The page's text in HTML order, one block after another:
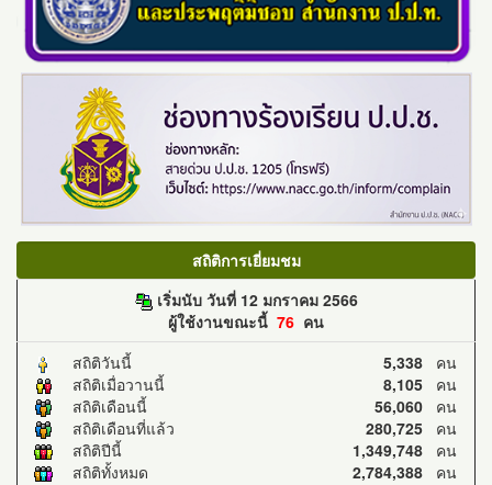
สถิติการเยี่ยมชม
เริ่มนับ วันที่ 12 มกราคม 2566
ผู้ใช้งานขณะนี้ 76 คน
สถิติวันนี้
5,338 คน
สถิติเมื่อวานนี้
8,105 คน
สถิติเดือนนี้
56,060 คน
สถิติเดือนที่แล้ว
280,725 คน
สถิติปีนี้
1,349,748 คน
สถิติทั้งหมด
2,784,388 คน